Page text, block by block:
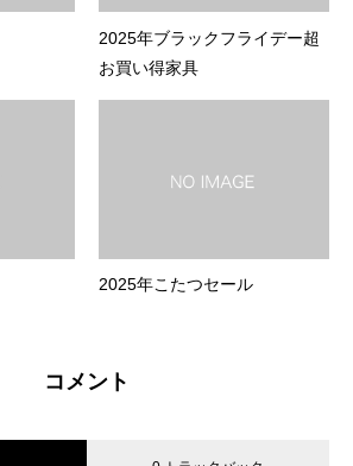
2025年ブラックフライデー超
お買い得家具
2025年こたつセール
コメント